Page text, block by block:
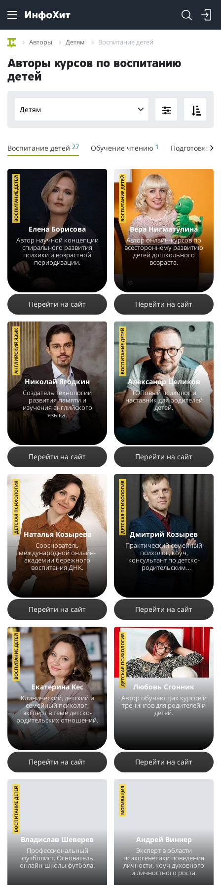
Авторы Детям Воспитание детей
Авторы курсов по воспитанию
детей
Детям
Воспитание детей 27 Обучение чтению 1 Подготовка к
Елена Борисова
Автор научной концепции
спирального развития
психики и возрастной
периодизации.
ВОСПИТАНИЕ ДЕТЕЙ
Перейти на сайт
Вера Нигматулина
Автор онлайн-курсов по
всестороннему развитию
детей дошкольного
возраста.
ВОСПИТАНИЕ ДЕТЕЙ
Перейти на сайт
Николай Ягодкин
Создатель технологии
развития памяти и
изучения английского
языка.
АНГЛИЙСКИЙ ЯЗЫК
Перейти на сайт
Александр Целиков
ТОПовый психолог и
наставник для родителей
детей.
9
ВОСПИТАНИЕ ДЕТЕЙ
Перейти на сайт
Наталья Козырева
Сооснователь
международной онлайн-
академии бережного
воспитания ДНК.
22452
ДЕТСКАЯ ПСИХОЛОГИЯ
Перейти на сайт
Дмитрий Козырев
Практический семейный
психолог, коуч,
консультант по детско-
родительским
ДЕТСКАЯ ПСИХОЛОГИЯ
Перейти на сайт
Екатерина Кес
Клинический, детский и
семейный психолог,
эксперт в теме детско-
родительских отношений.
25406
ВОСПИТАНИЕ ДЕТЕЙ
Перейти на сайт
Любовь Сгонник
Автор обучающих курсов и
тренингов для родителей и
детей.
ДЕТСКАЯ ПСИХОЛОГИЯ
Перейти на сайт
Владислав Шеверев
Профессиональный
футболист. Основатель
онлайн-школы футбола.
ВОСПИТАНИЕ ДЕТЕЙ
Андрей Виннер
Эксперт в области
психогенетики поведения
личности, коуч духовного
и личностного роста.
МОТИВАЦИЯ